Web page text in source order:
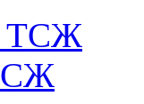
ТСЖ